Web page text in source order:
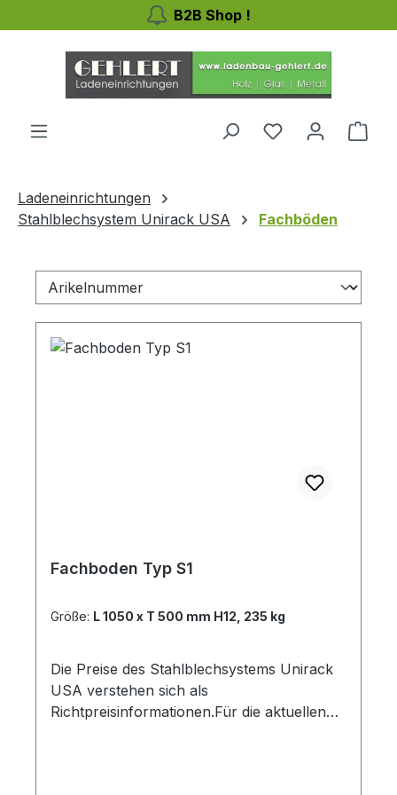
Zum Hauptinhalt springenB2B Shop !
Du hast 0
Ladeneinrichtungen
Stahlblechsystem Unirack USA
Fachböden
Fachboden Typ S1
Größe: L 1050 x T 500 mm H12, 235 kg
Die Preise des Stahlblechsystems Unirack
USA verstehen sich als
Richtpreisinformationen.Für die aktuellen